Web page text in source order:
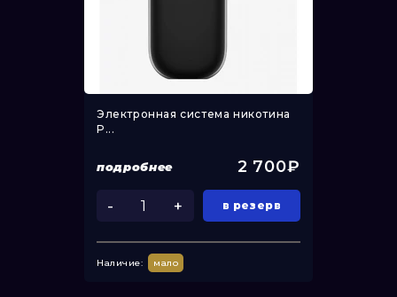
Электронная система никотина
P...
подробнее 2 700₽
- + в резерв
Наличие: мало